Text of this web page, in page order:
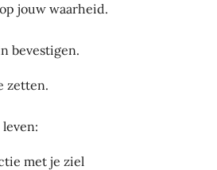
jouw waarheid.
bevestigen.
zetten.
met je ziel